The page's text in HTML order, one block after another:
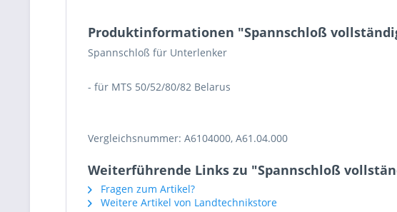
Produktinformationen "Spannschloß vollständig
Spannschloß für Unterlenker
- für MTS 50/52/80/82 Belarus
Vergleichsnummer: A6104000, A61.04.000
Weiterführende Links zu "Spannschloß
Fragen zum Artikel?
Weitere Artikel von Landtechnikstore